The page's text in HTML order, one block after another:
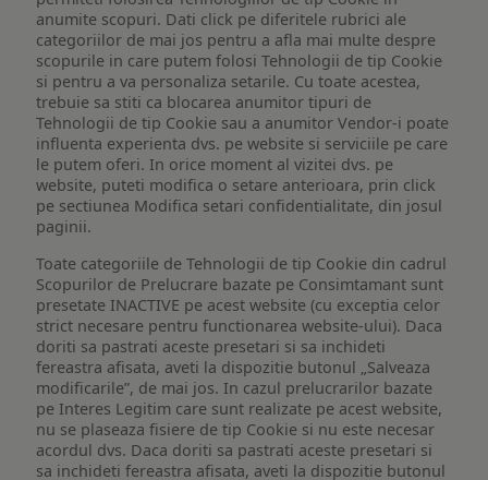
anumite scopuri. Dati click pe diferitele rubrici ale
categoriilor de mai jos pentru a afla mai multe despre
scopurile in care putem folosi Tehnologii de tip Cookie
si pentru a va personaliza setarile. Cu toate acestea,
trebuie sa stiti ca blocarea anumitor tipuri de
Tehnologii de tip Cookie sau a anumitor Vendor-i poate
influenta experienta dvs. pe website si serviciile pe care
le putem oferi. In orice moment al vizitei dvs. pe
website, puteti modifica o setare anterioara, prin click
pe sectiunea Modifica setari confidentialitate, din josul
paginii.
Toate categoriile de Tehnologii de tip Cookie din cadrul
Scopurilor de Prelucrare bazate pe Consimtamant sunt
presetate INACTIVE pe acest website (cu exceptia celor
strict necesare pentru functionarea website-ului). Daca
doriti sa pastrati aceste presetari si sa inchideti
fereastra afisata, aveti la dispozitie butonul „Salveaza
modificarile”, de mai jos. In cazul prelucrarilor bazate
pe Interes Legitim care sunt realizate pe acest website,
nu se plaseaza fisiere de tip Cookie si nu este necesar
acordul dvs. Daca doriti sa pastrati aceste presetari si
sa inchideti fereastra afisata, aveti la dispozitie butonul